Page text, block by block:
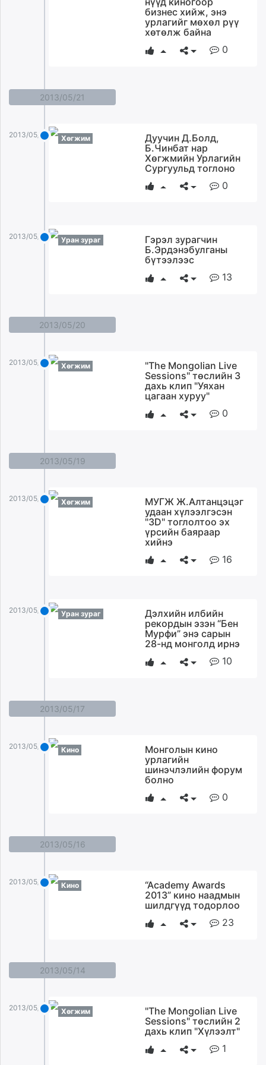
eagle.mn
zarig.mn
today.mn
asu.mn
shudarga.mn
fact.mn
itoim.mn
shuum.mn
toim.mn
tac.mn
unread.today
бизнес хийж, энэ
урлагийг мөхөл рүү
хөтөлж байна
0
2013/05/21
2013/05/21 Хөгжим
Дуучин Д.Болд,
Б.Чинбат нар
Хөгжмийн Урлагийн
Сургуульд тоглоно
0
2013/05/21 Уран зураг
Гэрэл зурагчин
Б.Эрдэнэбулганы
бүтээлээс
13
2013/05/20
2013/05/20 Хөгжим
"The Mongolian Live
Sessions" төслийн 3
дахь клип "Уяхан
цагаан хуруу"
0
2013/05/19
2013/05/19 Хөгжим
МУГЖ Ж.Алтанцэцэг
удаан хүлээлгэсэн
"3D" тоглолтоо эх
үрсийн баяраар
хийнэ
16
2013/05/19 Уран зураг
Дэлхийн илбийн
рeкордын эзэн “Бен
Мурфи” энэ сарын
28-нд монголд ирнэ
10
2013/05/17
2013/05/17 Кино
Монголын кино
урлагийн
шинэчлэлийн форум
болно
0
2013/05/16
2013/05/16 Кино
“Academy Awards
2013” кино наадмын
шилдгүүд тодорлоо
23
2013/05/14
2013/05/14 Хөгжим
"The Mongolian Live
Sessions" төслийн 2
дахь клип "Хүлээлт"
1